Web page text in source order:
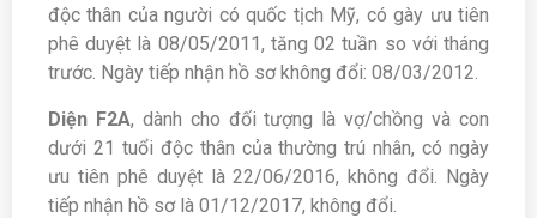
độc thân của người có quốc tịch Mỹ, có gày ưu tiên
phê duyệt là 08/05/2011, tăng 02 tuần so với tháng
trước. Ngày tiếp nhận hồ sơ không đổi: 08/03/2012.
Diện F2A, dành cho đối tượng là vợ/chồng và con
dưới 21 tuổi độc thân của thường trú nhân, có ngày
ưu tiên phê duyệt là 22/06/2016, không đổi. Ngày
tiếp nhận hồ sơ là 01/12/2017, không đổi.